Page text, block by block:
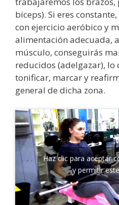
bíceps). Si eres
con ejercicio aeróbico y
alimentación adecuada,
músculo, conseguirás
reducidos (adelgazar),
tonificar, marcar y
general de dicha zona.
Haz clic para aceptar
y permitir